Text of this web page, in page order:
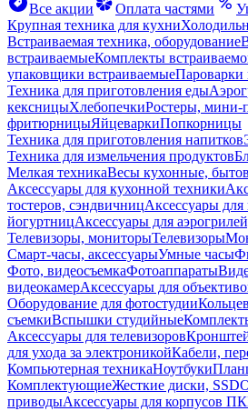
Все акции
Оплата частями
Крупная техника для кухни
Встраиваемая техника, оборудование
встраиваемыеКомплекты
упаковщики встраиваемыеПароварки
Техника для приготовления еды
кексницыХлебопечкиРостеры, мини-
фритюрницыЯйцеваркиПопкорницы
Техника для приготовления напитков
Техника для измельчения продуктов
Мелкая техникаВесы кухонные,
Аксессуары для кухонной техники
тостеров, сэндвичницАксессуары
йогуртницАксессуары для
Телевизоры, мониторыТелевизоры
Смарт-часы, аксессуарыУмные часы
Фото, видеосъемкаФотоаппараты
видеокамерАксессуары для
Оборудование для фотостудии
съемкиВспышки студийные
Аксессуары для телевизоров
для ухода за электроникойКабели,
Компьютерная техникаНоутбуки
КомплектующиеЖесткие диски, SSD
приводыАксессуары для корпусов ПК